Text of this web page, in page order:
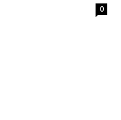
0